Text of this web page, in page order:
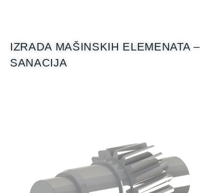
IZRADA MAŠINSKIH ELEMENATA –
SANACIJA